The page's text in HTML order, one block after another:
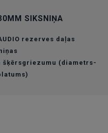
SIKSNIŅA
rezerves daļas
šķērsgriezumu (diametrs-